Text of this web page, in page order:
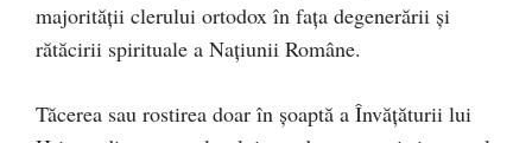
majorităţii clerului ortodox în faţa degenerării şi
rătăcirii spirituale a Naţiunii Române.
Tăcerea sau rostirea doar în şoaptă a Învăţăturii lui